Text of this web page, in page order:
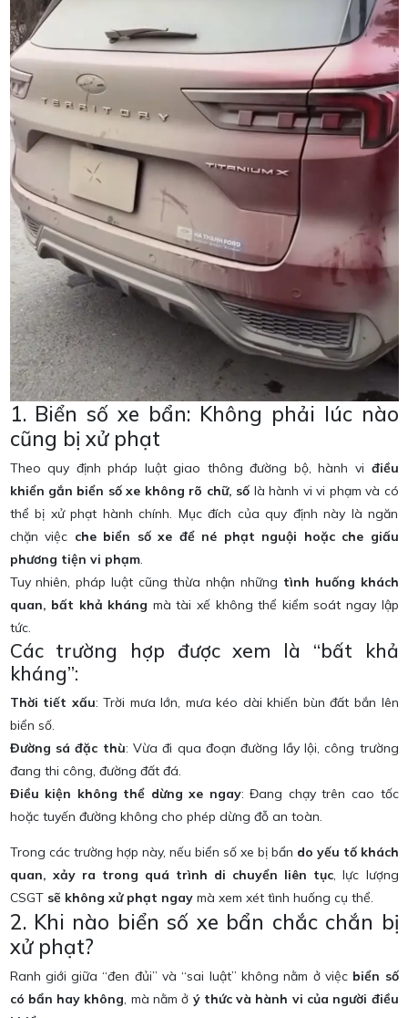
1. Biển số xe bẩn: Không phải lúc nào
cũng bị xử phạt
Theo quy định pháp luật giao thông đường bộ, hành vi điều
khiển gắn biển số xe không rõ chữ, số là hành vi vi phạm và có
thể bị xử phạt hành chính. Mục đích của quy định này là ngăn
chặn việc che biển số xe để né phạt nguội hoặc che giấu
phương tiện vi phạm.
Tuy nhiên, pháp luật cũng thừa nhận những tình huống khách
quan, bất khả kháng mà tài xế không thể kiểm soát ngay lập
tức.
Các trường hợp được xem là “bất khả
kháng”:
Thời tiết xấu: Trời mưa lớn, mưa kéo dài khiến bùn đất bắn lên
biển số.
Đường sá đặc thù: Vừa đi qua đoạn đường lầy lội, công trường
đang thi công, đường đất đá.
Điều kiện không thể dừng xe ngay: Đang chạy trên cao tốc
hoặc tuyến đường không cho phép dừng đỗ an toàn.
Trong các trường hợp này, nếu biển số xe bị bẩn do yếu tố khách
quan, xảy ra trong quá trình di chuyển liên tục, lực lượng
CSGT sẽ không xử phạt ngaymà xem xét tình huống cụ thể.
2. Khi nào biển số xe bẩn chắc chắn bị
xử phạt?
Ranh giới giữa “đen đủi” và “sai luật” không nằm ở việc biển số
có bẩn hay không, mà nằm ở ý thức và hành vi của người điều